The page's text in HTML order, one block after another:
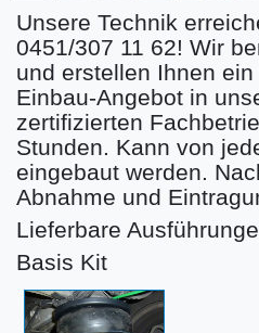
Unsere Technik
0451/307 11 62! Wir
und erstellen Ihnen
Einbau-Angebot in
zertifizierten
Stunden. Kann von
eingebaut werden.
Abnahme und
Lieferbare
Basis Kit